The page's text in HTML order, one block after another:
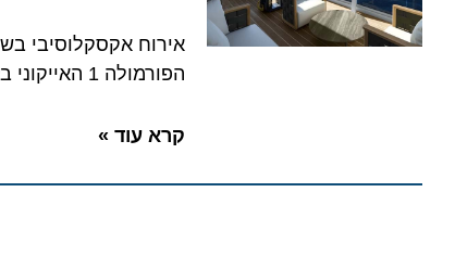
הפורמולה 1 האייקוני בעולם
קרא עוד »